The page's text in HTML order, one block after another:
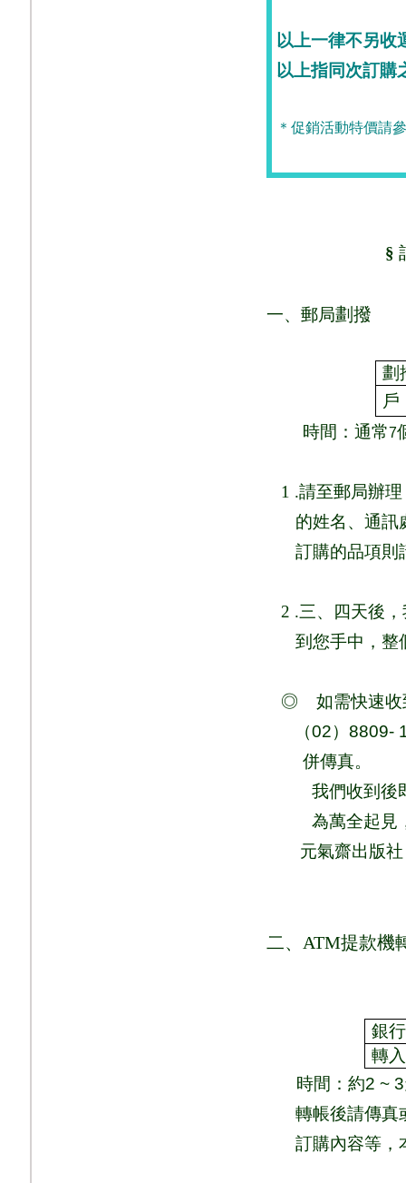
以上一律不另收
以上指同次訂購
＊促銷活動特價請
§
一、郵局劃撥
劃
戶
時間：通常7
1 .請至郵局辦
的姓名、通訊
訂購的品項則
2 .三、四天後
到您手中，整
◎
如需快速
（02） 8809-
併傳真。
我們收到後
為萬全起見
元氣齋出版社
二、 ATM提款機
銀
轉
時間： 約2 ~ 3
轉帳後請傳真
訂購內容等，